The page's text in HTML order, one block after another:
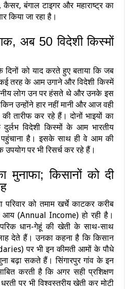
बंगाल टाइगर और महाराष्ट्र का
किया जा रहा है।
अब 50 विदेशी किस्मों
दिनों को याद करते हुए बताया कि जब
तरह के आम उगाने और विदेशी किस्में
लोग उन पर हंसते थे और उनके इस
उन्होंने हार नहीं मानी और आज वही
तारीफ कर रहे हैं। दोनों भाइयों का
विदेशी किस्मों के आम भारतीय
पहुंचाना है। इसके साथ ही वे आम की
पर भी रिसर्च कर रहे हैं।
मुनाफा; किसानों को दी
को तमाम खर्चे काटकर करीब
आय (Annual Income) हो रही है।
धान-गेहूं की खेती के साथ-साथ
देते हैं। उनका कहना है कि किसान
पर भी इन कीमती आमों के पौधे
बढ़ा सकते हैं। सिंगारपुर गांव के इन
करती है कि अगर सही प्रशिक्षण
पर भी विश्वस्तरीय खेती कर मोटी